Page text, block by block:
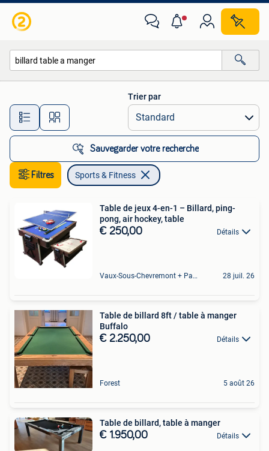
Toutes les distances…
Trier par
Sauvegarder votre recherche
Filtres Sports & Fitness
Table de jeux 4-en-1 – Billard, ping-
pong, air hockey, table
€ 250,00 Détails
Vaux-Sous-Chevremont + Partie De Chenee 28 juil. 26
Table de billard 8ft / table à manger
Buffalo
€ 2.250,00 Détails
Forest 5 août 26
Table de billard, table à manger
€ 1.950,00 Détails